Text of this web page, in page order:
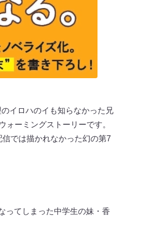
イロハのイも知らなかった兄
ォーミングストーリーです。
では描かれなかった幻の第7
ってしまった中学生の妹・香